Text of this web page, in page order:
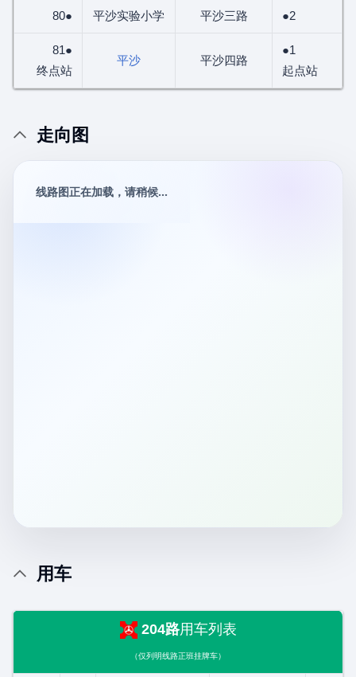
80● 平沙实验小学 平沙三路 ●2
81●
终点站
平沙 平沙四路
●1
起点站
走向图
线路图正在加载，请稍候...
用车
204路用车列表
（仅列明线路正班挂牌车）